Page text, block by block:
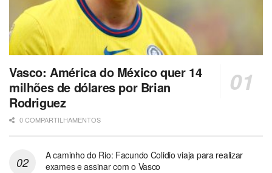
Vasco: América do México quer 14
milhões de dólares por Brian
Rodriguez
0 COMPARTILHAMENTOS
A caminho do Rio: Facundo Colidio viaja para realizar
exames e assinar com o Vasco